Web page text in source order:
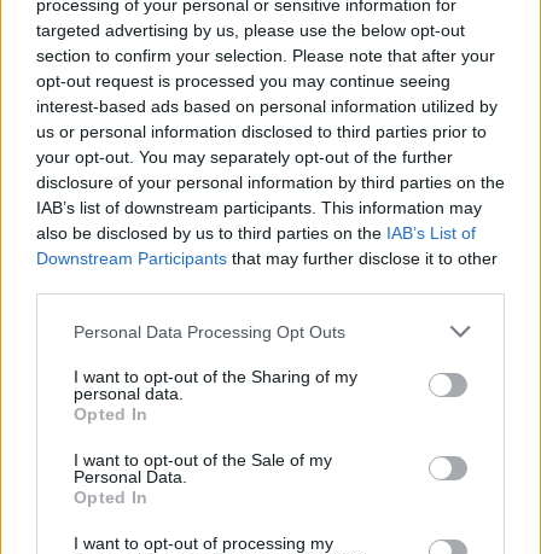
processing of your personal or sensitive information for
targeted advertising by us, please use the below opt-out
section to confirm your selection. Please note that after your
opt-out request is processed you may continue seeing
interest-based ads based on personal information utilized by
us or personal information disclosed to third parties prior to
your opt-out. You may separately opt-out of the further
disclosure of your personal information by third parties on the
IAB’s list of downstream participants. This information may
also be disclosed by us to third parties on the IAB’s List of
Downstream Participants that may further disclose it to other
Please note that this website/app uses one or more Google
not limited to your visit or usage behaviour. You may click to
grant or deny consent to Google and its third-party tags to
use your data for below specified purposes in below Google
consent section.
Personal Data Processing Opt Outs
I want to opt-out of the Sharing of my
personal data.
Opted In
I want to opt-out of the Sale of my
Personal Data.
Opted In
I want to opt-out of processing my
szó, aki mindent megtesz a maga módján
Magyarország boldogulásáért, csak hát
szegényke balfácán. Nem, ő emberek
haláláért felel."
"Hasonló ügyekben a Bajnai Gordont
korábban ért igaztalan sajtórágalmak
nyomán jogerős bírósági ítéletek születtek,
amelyek helyreigazításra kötelezték a
Magyar Nemzet című napilapot" - olvasható
közleményében, amiben arra is felhívják a
sajtófőnöke volt, és 2007-ben filmet készített
Orbán Viktor honlapjára.
Mivel az interjúban elhangzik, hogy a filmes a
még választások előtt szeretné minél több